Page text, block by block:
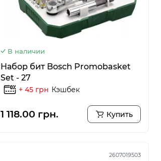
В наличии
Набор бит Bosch Promobasket
Set - 27
+ 45 грн Кэшбек
1 118.00 грн. Купить
2607019503